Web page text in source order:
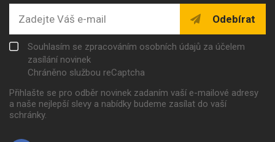
Odebírat
Souhlasím se zpracováním osobních údajů za účelem
zasílání novinek
Chráněno službou reCaptcha
Přihlašte se pro odběr novinek zadaním vaší e-mailové adresy
a naše nejlepší slevy a nabídky budeme zasílat do vaší
schránky.